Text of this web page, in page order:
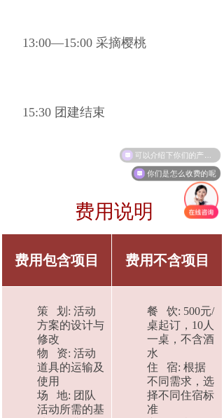
13:00—15:00 采摘樱桃
15:30 团建结束
费用说明
费用包含项目 费用不含项目
策 划: 活动
方案的设计与
修改
物 资: 活动
道具的运输及
使用
场 地: 团队
活动所需的基
餐 饮: 500元/
桌起订，10人
一桌，不含酒
水
住 宿: 根据
不同需求，选
择不同住宿标
准
可以介绍下你们的产品么
你们是怎么收费的呢